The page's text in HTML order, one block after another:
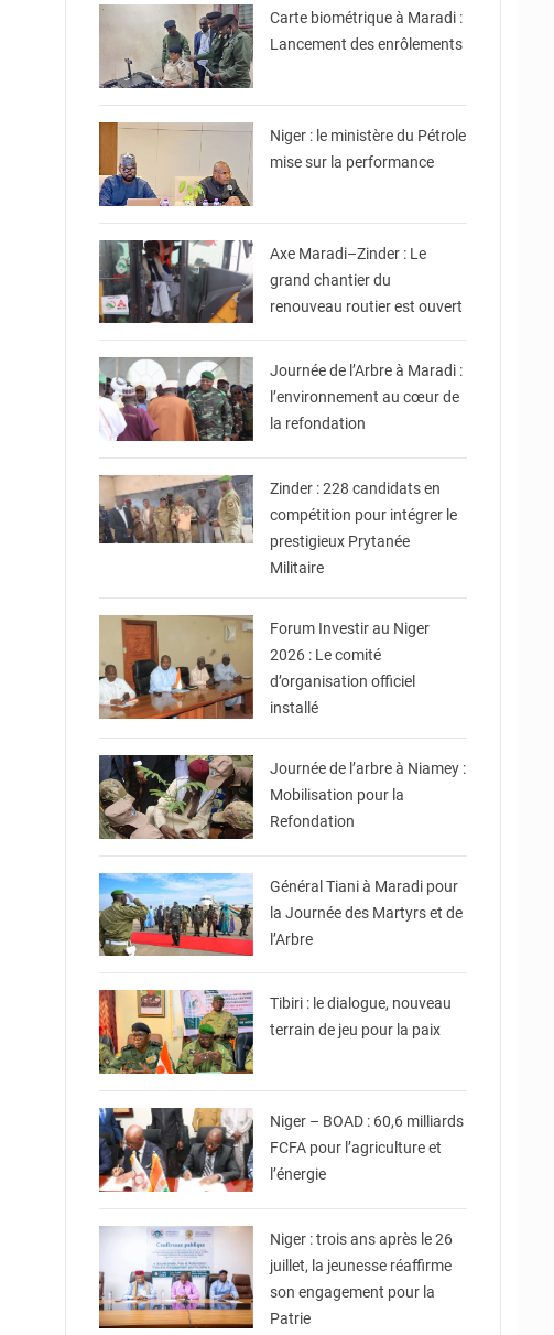
Carte biométrique à Maradi :
Lancement des enrôlements
Niger : le ministère du Pétrole
mise sur la performance
© Ministère de
l'Equipement et des
Axe Maradi–Zinder : Le
grand chantier du
renouveau routier est ouvert
© Ministère des Affaires
Étrangères - Coopération -
NE
Journée de l’Arbre à Maradi :
l’environnement au cœur de
la refondation
Zinder : 228 candidats en
compétition pour intégrer le
prestigieux Prytanée
Militaire
Forum Investir au Niger
2026 : Le comité
d’organisation officiel
installé
Journée de l’arbre à Niamey :
Mobilisation pour la
Refondation
Général Tiani à Maradi pour
la Journée des Martyrs et de
l’Arbre
© Haute Autorité à la
Consolidation de la Paix
Tibiri : le dialogue, nouveau
terrain de jeu pour la paix
© DR
Niger – BOAD : 60,6 milliards
FCFA pour l’agriculture et
l’énergie
© Le Ministère de la
jeunesse des sports et de
Niger : trois ans après le 26
juillet, la jeunesse réaffirme
son engagement pour la
Patrie